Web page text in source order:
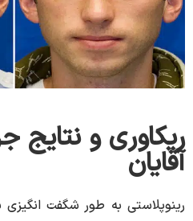
ریکاوری و نتایج
آقایان
رینوپلاستی به طور شگفت